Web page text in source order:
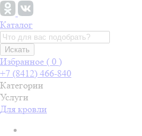
Каталог
Искать
Избранное ( 0 )
+7 (8412) 466-840
Категории
Услуги
Для кровли